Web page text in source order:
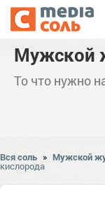
Мужской
То что нужно
Вся соль » Мужской
кислорода